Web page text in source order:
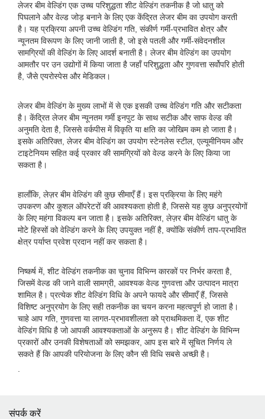
लेजर बीम वेल्डिंग एक उच्च परिशुद्धता शीट वेल्डिंग तकनीक है जो धातु को
पिघलाने और वेल्ड जोड़ बनाने के लिए एक केंद्रित लेजर बीम का उपयोग करती
है। यह प्रक्रिया अपनी उच्च वेल्डिंग गति, संकीर्ण गर्मी-प्रभावित क्षेत्र और
न्यूनतम विरूपण के लिए जानी जाती है, जो इसे पतली और गर्मी-संवेदनशील
सामग्रियों की वेल्डिंग के लिए आदर्श बनाती है। लेजर बीम वेल्डिंग का उपयोग
आमतौर पर उन उद्योगों में किया जाता है जहाँ परिशुद्धता और गुणवत्ता सर्वोपरि होती
है, जैसे एयरोस्पेस और मेडिकल।
लेजर बीम वेल्डिंग के मुख्य लाभों में से एक इसकी उच्च वेल्डिंग गति और सटीकता
है। केंद्रित लेजर बीम न्यूनतम गर्मी इनपुट के साथ सटीक और साफ वेल्ड की
अनुमति देता है, जिससे वर्कपीस में विकृति या क्षति का जोखिम कम हो जाता है।
इसके अतिरिक्त, लेजर बीम वेल्डिंग का उपयोग स्टेनलेस स्टील, एल्यूमीनियम और
टाइटेनियम सहित कई प्रकार की सामग्रियों को वेल्ड करने के लिए किया जा
सकता है।
हालाँकि, लेज़र बीम वेल्डिंग की कुछ सीमाएँ हैं। इस प्रक्रिया के लिए महंगे
उपकरण और कुशल ऑपरेटरों की आवश्यकता होती है, जिससे यह कुछ अनुप्रयोगों
के लिए महंगा विकल्प बन जाता है। इसके अतिरिक्त, लेज़र बीम वेल्डिंग धातु के
मोटे हिस्सों को वेल्डिंग करने के लिए उपयुक्त नहीं है, क्योंकि संकीर्ण ताप-प्रभावित
क्षेत्र पर्याप्त प्रवेश प्रदान नहीं कर सकता है।
निष्कर्ष में, शीट वेल्डिंग तकनीक का चुनाव विभिन्न कारकों पर निर्भर करता है,
जिसमें वेल्ड की जाने वाली सामग्री, आवश्यक वेल्ड गुणवत्ता और उत्पादन मात्रा
शामिल है। प्रत्येक शीट वेल्डिंग विधि के अपने फायदे और सीमाएँ हैं, जिससे
विशिष्ट अनुप्रयोग के लिए सही तकनीक का चयन करना महत्वपूर्ण हो जाता है।
चाहे आप गति, गुणवत्ता या लागत-प्रभावशीलता को प्राथमिकता दें, एक शीट
वेल्डिंग विधि है जो आपकी आवश्यकताओं के अनुरूप है। शीट वेल्डिंग के विभिन्न
प्रकारों और उनकी विशेषताओं को समझकर, आप इस बारे में सूचित निर्णय ले
सकते हैं कि आपकी परियोजना के लिए कौन सी विधि सबसे अच्छी है।
संपर्क करें